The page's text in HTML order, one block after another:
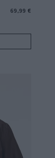
69,99 €